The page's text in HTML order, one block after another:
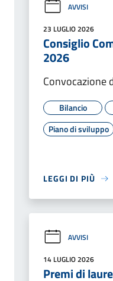
AVVISI
23 LUGLIO 2026
Consiglio
2026
Convocazione
Bilancio
Piano di sviluppo
LEGGI DI PIÙ
AVVISI
14 LUGLIO 2026
Premi di